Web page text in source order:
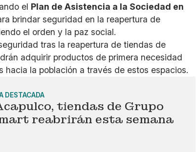
el Plan de Asistencia a la Sociedad en
brindar seguridad en la reapertura de
el orden y la paz social.
tras la reapertura de tiendas de
adquirir productos de primera necesidad
la población a través de estos espacios.
DESTACADA
tiendas de Grupo
reabrirán esta semana